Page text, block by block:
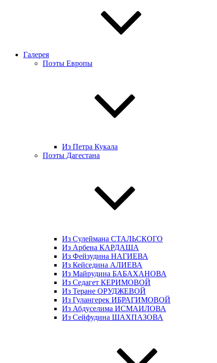
Галерея
Поэты Европы
Из Петра Кукала
Поэты Дагестана
Из Сулеймана СТАЛЬСКОГО
Из Арбена КАРДАША
Из Фейзудина НАГИЕВА
Из Кейседина АЛИЕВА
Из Майрудина БАБАХАНОВА
Из Седагет КЕРИМОВОЙ
Из Теране ОРУДЖЕВОЙ
Из Гулангерек ИБРАГИМОВОЙ
Из Абдуселима ИСМАИЛОВА
Из Сейфудина ШАХПАЗОВА